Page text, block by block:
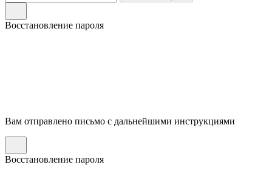
Восстановление пароля
Вам отправлено письмо с дальнейшими инструкциями
Восстановление пароля